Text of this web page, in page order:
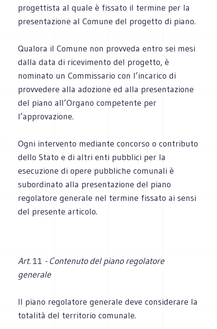
progettista al quale è fissato il termine per la
presentazione al Comune del progetto di piano.
Qualora il Comune non provveda entro sei mesi
dalla data di ricevimento del progetto, è
nominato un Commissario con l’incarico di
provvedere alla adozione ed alla presentazione
del piano all’Organo competente per
l’approvazione.
Ogni intervento mediante concorso o contributo
dello Stato e di altri enti pubblici per la
esecuzione di opere pubbliche comunali è
subordinato alla presentazione del piano
regolatore generale nel termine fissato ai sensi
del presente articolo.
Art. 11 - Contenuto del piano regolatore
generale
Il piano regolatore generale deve considerare la
totalità del territorio comunale.